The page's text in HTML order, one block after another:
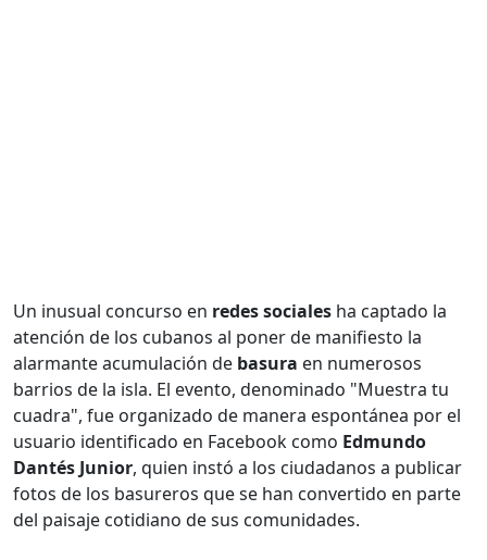
Un inusual concurso en redes sociales ha captado la
atención de los cubanos al poner de manifiesto la
alarmante acumulación de basura en numerosos
barrios de la isla. El evento, denominado "Muestra tu
cuadra", fue organizado de manera espontánea por el
usuario identificado en Facebook como Edmundo
Dantés Junior, quien instó a los ciudadanos a publicar
fotos de los basureros que se han convertido en parte
del paisaje cotidiano de sus comunidades.